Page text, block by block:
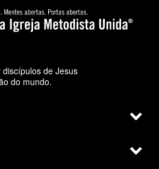
de Jesus
do mundo.